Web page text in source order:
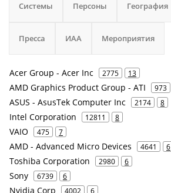
Системы Персоны География
Пресса ИАА Мероприятия
Acer Group - Acer Inc 2775 13
AMD Graphics Product Group - ATI 973
ASUS - AsusTek Computer Inc 2174 8
Intel Corporation 12811 8
VAIO 475 7
AMD - Advanced Micro Devices 4641 6
Toshiba Corporation 2980 6
Sony 6739 6
Nvidia Corp 4002 6